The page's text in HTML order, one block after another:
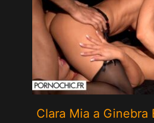
Clara Mia a Ginebra